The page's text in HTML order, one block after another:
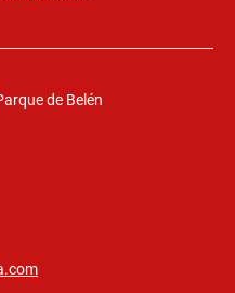
de Belén